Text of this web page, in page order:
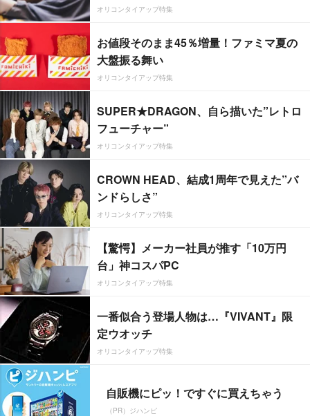
オリコンタイアップ特集
お値段そのまま45％増量！ファミマ夏の
大盤振る舞い
オリコンタイアップ特集
SUPER★DRAGON、自ら描いた”レトロ
フューチャー”
オリコンタイアップ特集
CROWN HEAD、結成1周年で見えた”バ
ンドらしさ”
オリコンタイアップ特集
【驚愕】メーカー社員が推す「10万円
台」神コスパPC
オリコンタイアップ特集
一番似合う登場人物は…『VIVANT』限
定ウオッチ
オリコンタイアップ特集
自販機にピッ！ですぐに買えちゃう
（PR）ジハンピ